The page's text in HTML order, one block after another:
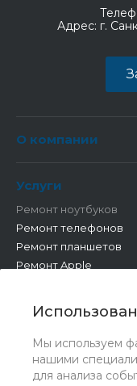
Мы используем
нашими
для анализа
Адрес: г.
О компании
Услуги
Ремонт ноутбуков
Ремонт телефонов
Ремонт планшетов
Ремонт Apple